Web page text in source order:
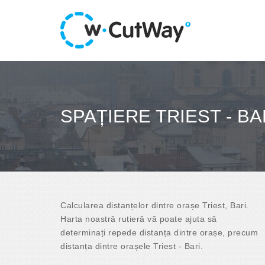
SPAȚIERE TRIEST -
Calcularea distanțelor dintre orașe Triest, Bari.
Harta noastră rutieră vă poate ajuta să
determinați repede distanța dintre orașe, precum
distanța dintre orașele Triest - Bari.